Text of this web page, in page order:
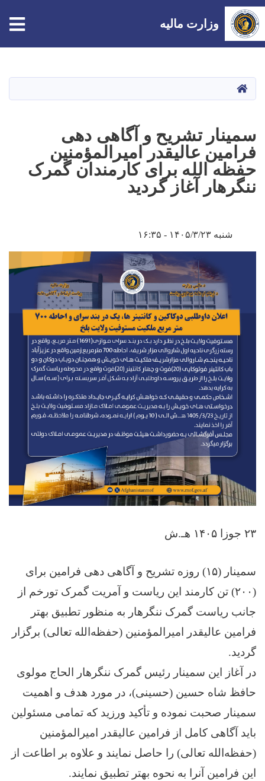
content
وزارت مالیه
صفحه اصلی
سمینار تشریح و آگاهی‌ دهی
فرامین عالیقدر امیرالمؤمنین
حفظه‌ الله برای کارمندان گمرک
ننگرهار آغاز گردید
شنبه ۱۴۰۵/۳/۲۳ - ۱۶:۳۵
۲۳ جوزا ۱۴۰۵ هـ.ش
سمینار (۱۵) روزه تشریح و آگاهی‌ دهی فرامین برای
(۲۰۰) تن کارمند این ریاست و آمریت گمرک تورخم از
جانب ریاست گمرک ننگرهار به منظور تطبیق بهتر
فرامین عالیقدر امیرالمؤمنین (حفظه‌الله تعالی) برگزار
گردید.
در آغاز این سمینار رئیس گمرک ننگرهار الحاج مولوی
حافظ شاه حسین (حسینی)، در مورد هدف و اهمیت
سمینار صحبت نموده و تأکید ورزید که تمامی مسئولین
باید آگاهی کامل از فرامین عالیقدر امیرالمؤمنین
(حفظه‌الله تعالی) را حاصل نمایند و علاوه بر اطاعت از
این فرامین آنرا به نحوه بهتر تطبیق نمایند.